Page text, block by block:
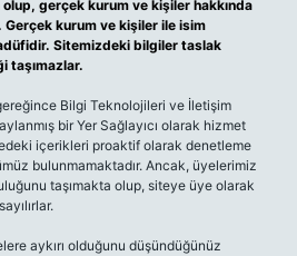
gerçek kurum ve kişiler hakkında
Gerçek kurum ve kişiler ile isim
Sitemizdeki bilgiler taslak
taşımazlar.
Bilgi Teknolojileri ve İletişim
bir Yer Sağlayıcı olarak hizmet
içerikleri proaktif olarak denetleme
bulunmamaktadır. Ancak, üyelerimiz
taşımakta olup, siteye üye olarak
aykırı olduğunu düşündüğünüz